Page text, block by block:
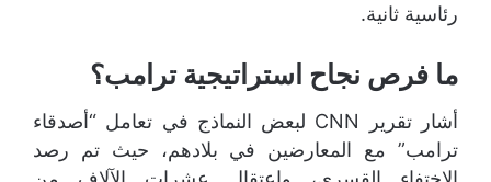
رئاسية ثانية.
ما فرص نجاح استراتيجية ترامب؟
أشار تقرير CNN لبعض النماذج في تعامل “أصدقاء
ترامب” مع المعارضين في بلادهم، حيث تم رصد